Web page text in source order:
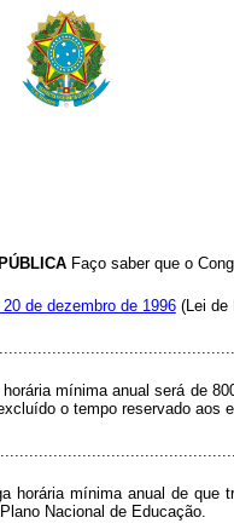
Faço saber que o
20 de dezembro de 1996(Lei de
mínima anual será de
o tempo reservado aos
horária mínima anual de que
Nacional de Educação.